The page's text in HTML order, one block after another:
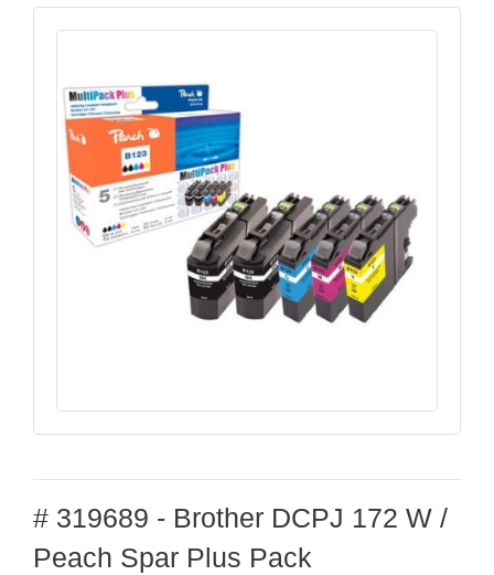
# 319689 - Brother DCPJ 172 W /
Peach Spar Plus Pack